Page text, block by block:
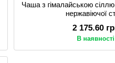
Чаша з гімалайською
нержавіючої
2 175.60
В наявності